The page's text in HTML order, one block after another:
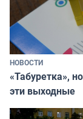
НОВОСТИ
«Табуретка»,
эти выходные